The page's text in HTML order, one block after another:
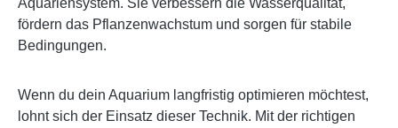
fördern das Pflanzenwachstum und sorgen für stabile
Bedingungen.
Wenn du dein Aquarium langfristig optimieren möchtest,
lohnt sich der Einsatz dieser Technik. Mit der richtigen